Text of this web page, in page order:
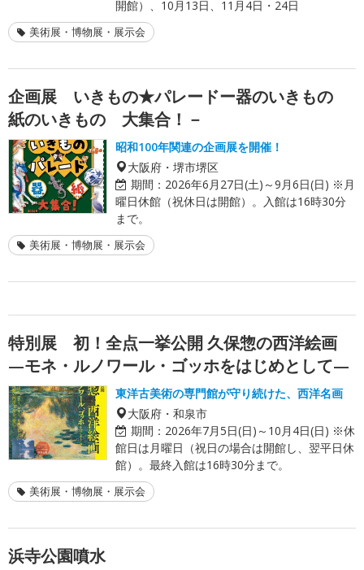
開館）、10月13日、11月4日・24日
美術展・博物展・展示会
企画展 いきもの★パレードー器のいきもの
紙のいきもの 大集合！－
昭和100年関連の企画展を開催！
大阪府・堺市堺区
期間： 2026年6月27日(土)～9月6日(日) ※月
曜日休館（祝休日は開館）。入館は16時30分
まで。
美術展・博物展・展示会
特別展 初！全点一挙公開 久保惣の西洋絵画
—モネ・ルノワール・ゴッホをはじめとして—
東洋古美術の専門館が守り続けた、西洋名画
大阪府・和泉市
期間： 2026年7月5日(日)～10月4日(日) ※休
館日は月曜日（祝日の場合は開館し、翌平日休
館）。最終入館は16時30分まで。
美術展・博物展・展示会
浜寺公園噴水